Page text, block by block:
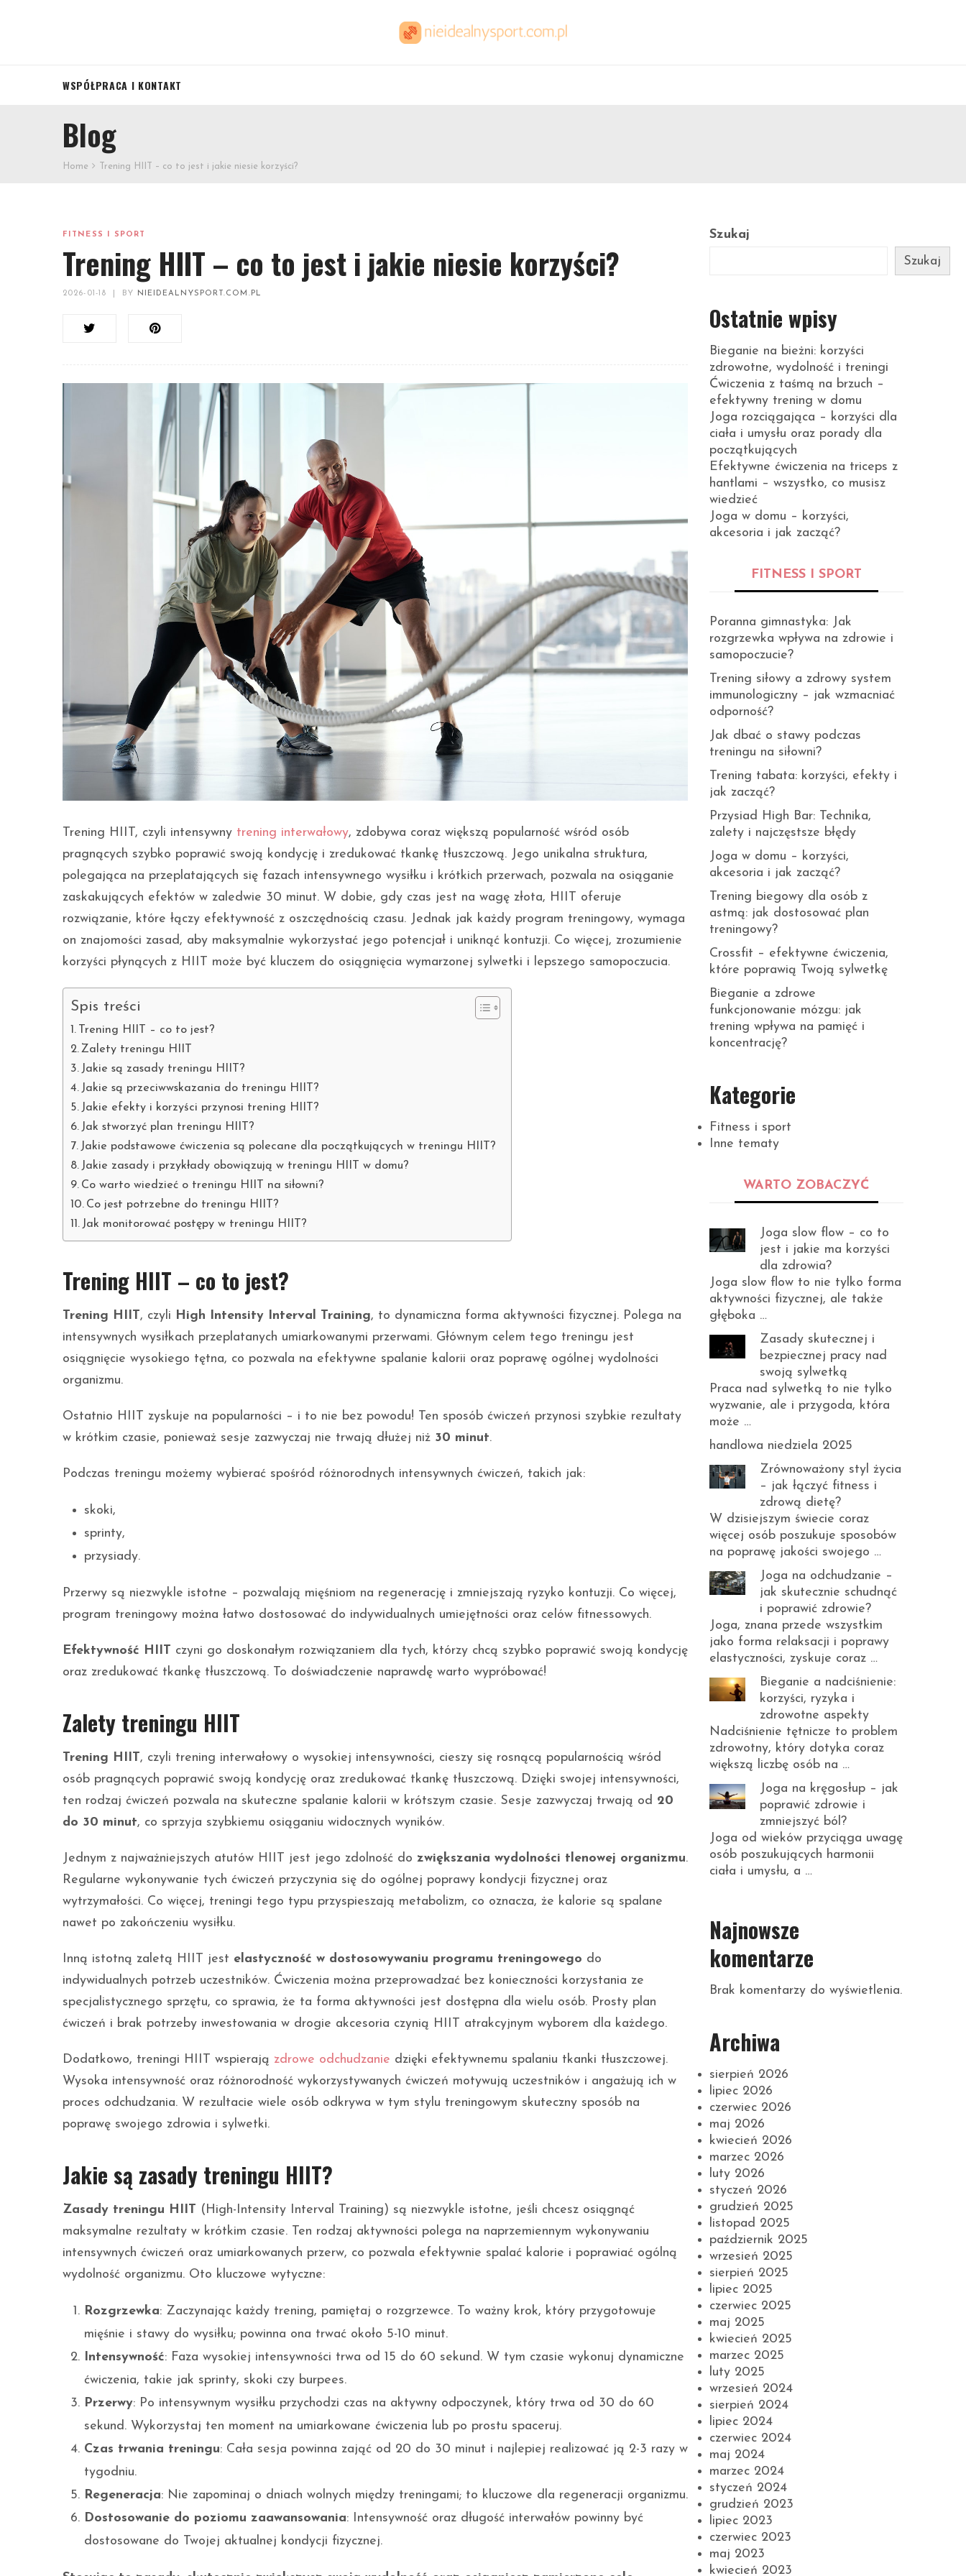
WSPÓŁPRACA I KONTAKT
Blog
Home Trening HIIT – co to jest i jakie niesie korzyści?
FITNESS I SPORT
Trening HIIT – co to jest i jakie niesie korzyści?
2026-01-18 BY NIEIDEALNYSPORT.COM.PL
Trening HIIT, czyli intensywny trening interwałowy, zdobywa coraz większą popularność wśród osób
pragnących szybko poprawić swoją kondycję i zredukować tkankę tłuszczową. Jego unikalna struktura,
polegająca na przeplatających się fazach intensywnego wysiłku i krótkich przerwach, pozwala na osiąganie
zaskakujących efektów w zaledwie 30 minut. W dobie, gdy czas jest na wagę złota, HIIT oferuje
rozwiązanie, które łączy efektywność z oszczędnością czasu. Jednak jak każdy program treningowy, wymaga
on znajomości zasad, aby maksymalnie wykorzystać jego potencjał i uniknąć kontuzji. Co więcej, zrozumienie
korzyści płynących z HIIT może być kluczem do osiągnięcia wymarzonej sylwetki i lepszego samopoczucia.
Spis treści
Trening HIIT – co to jest?
Zalety treningu HIIT
Jakie są zasady treningu HIIT?
Jakie są przeciwwskazania do treningu HIIT?
Jakie efekty i korzyści przynosi trening HIIT?
Jak stworzyć plan treningu HIIT?
Jakie podstawowe ćwiczenia są polecane dla początkujących w treningu HIIT?
Jakie zasady i przykłady obowiązują w treningu HIIT w domu?
Co warto wiedzieć o treningu HIIT na siłowni?
Co jest potrzebne do treningu HIIT?
Jak monitorować postępy w treningu HIIT?
Trening HIIT – co to jest?
Trening HIIT, czyli High Intensity Interval Training, to dynamiczna forma aktywności fizycznej. Polega na
intensywnych wysiłkach przeplatanych umiarkowanymi przerwami. Głównym celem tego treningu jest
osiągnięcie wysokiego tętna, co pozwala na efektywne spalanie kalorii oraz poprawę ogólnej wydolności
organizmu.
Ostatnio HIIT zyskuje na popularności – i to nie bez powodu! Ten sposób ćwiczeń przynosi szybkie rezultaty
w krótkim czasie, ponieważ sesje zazwyczaj nie trwają dłużej niż 30 minut.
Podczas treningu możemy wybierać spośród różnorodnych intensywnych ćwiczeń, takich jak:
skoki,
sprinty,
przysiady.
Przerwy są niezwykle istotne – pozwalają mięśniom na regenerację i zmniejszają ryzyko kontuzji. Co więcej,
program treningowy można łatwo dostosować do indywidualnych umiejętności oraz celów fitnessowych.
Efektywność HIIT czyni go doskonałym rozwiązaniem dla tych, którzy chcą szybko poprawić swoją kondycję
oraz zredukować tkankę tłuszczową. To doświadczenie naprawdę warto wypróbować!
Zalety treningu HIIT
Trening HIIT, czyli trening interwałowy o wysokiej intensywności, cieszy się rosnącą popularnością wśród
osób pragnących poprawić swoją kondycję oraz zredukować tkankę tłuszczową. Dzięki swojej intensywności,
ten rodzaj ćwiczeń pozwala na skuteczne spalanie kalorii w krótszym czasie. Sesje zazwyczaj trwają od 20
do 30 minut, co sprzyja szybkiemu osiąganiu widocznych wyników.
Jednym z najważniejszych atutów HIIT jest jego zdolność do zwiększania wydolności tlenowej organizmu.
Regularne wykonywanie tych ćwiczeń przyczynia się do ogólnej poprawy kondycji fizycznej oraz
wytrzymałości. Co więcej, treningi tego typu przyspieszają metabolizm, co oznacza, że kalorie są spalane
nawet po zakończeniu wysiłku.
Inną istotną zaletą HIIT jest elastyczność w dostosowywaniu programu treningowego do
indywidualnych potrzeb uczestników. Ćwiczenia można przeprowadzać bez konieczności korzystania ze
specjalistycznego sprzętu, co sprawia, że ta forma aktywności jest dostępna dla wielu osób. Prosty plan
ćwiczeń i brak potrzeby inwestowania w drogie akcesoria czynią HIIT atrakcyjnym wyborem dla każdego.
Dodatkowo, treningi HIIT wspierają zdrowe odchudzanie dzięki efektywnemu spalaniu tkanki tłuszczowej.
Wysoka intensywność oraz różnorodność wykorzystywanych ćwiczeń motywują uczestników i angażują ich w
proces odchudzania. W rezultacie wiele osób odkrywa w tym stylu treningowym skuteczny sposób na
poprawę swojego zdrowia i sylwetki.
Jakie są zasady treningu HIIT?
Zasady treningu HIIT (High-Intensity Interval Training) są niezwykle istotne, jeśli chcesz osiągnąć
maksymalne rezultaty w krótkim czasie. Ten rodzaj aktywności polega na naprzemiennym wykonywaniu
intensywnych ćwiczeń oraz umiarkowanych przerw, co pozwala efektywnie spalać kalorie i poprawiać ogólną
wydolność organizmu. Oto kluczowe wytyczne:
Rozgrzewka: Zaczynając każdy trening, pamiętaj o rozgrzewce. To ważny krok, który przygotowuje
mięśnie i stawy do wysiłku; powinna ona trwać około 5-10 minut.
Intensywność: Faza wysokiej intensywności trwa od 15 do 60 sekund. W tym czasie wykonuj dynamiczne
ćwiczenia, takie jak sprinty, skoki czy burpees.
Przerwy: Po intensywnym wysiłku przychodzi czas na aktywny odpoczynek, który trwa od 30 do 60
sekund. Wykorzystaj ten moment na umiarkowane ćwiczenia lub po prostu spaceruj.
Czas trwania treningu: Cała sesja powinna zająć od 20 do 30 minut i najlepiej realizować ją 2-3 razy w
tygodniu.
Regeneracja: Nie zapominaj o dniach wolnych między treningami; to kluczowe dla regeneracji organizmu.
Dostosowanie do poziomu zaawansowania: Intensywność oraz długość interwałów powinny być
dostosowane do Twojej aktualnej kondycji fizycznej.
Szukaj
Szukaj
Ostatnie wpisy
Bieganie na bieżni: korzyści
zdrowotne, wydolność i treningi
Ćwiczenia z taśmą na brzuch –
efektywny trening w domu
Joga rozciągająca – korzyści dla
ciała i umysłu oraz porady dla
początkujących
Efektywne ćwiczenia na triceps z
hantlami – wszystko, co musisz
wiedzieć
Joga w domu – korzyści,
akcesoria i jak zacząć?
FITNESS I SPORT
Poranna gimnastyka: Jak
rozgrzewka wpływa na zdrowie i
samopoczucie?
Trening siłowy a zdrowy system
immunologiczny – jak wzmacniać
odporność?
Jak dbać o stawy podczas
treningu na siłowni?
Trening tabata: korzyści, efekty i
jak zacząć?
Przysiad High Bar: Technika,
zalety i najczęstsze błędy
Joga w domu – korzyści,
akcesoria i jak zacząć?
Trening biegowy dla osób z
astmą: jak dostosować plan
treningowy?
Crossfit – efektywne ćwiczenia,
które poprawią Twoją sylwetkę
Bieganie a zdrowe
funkcjonowanie mózgu: jak
trening wpływa na pamięć i
koncentrację?
Kategorie
Fitness i sport
Inne tematy
WARTO ZOBACZYĆ
Joga slow flow – co to
jest i jakie ma korzyści
dla zdrowia?
Joga slow flow to nie tylko forma
aktywności fizycznej, ale także
głęboka …
Zasady skutecznej i
bezpiecznej pracy nad
swoją sylwetką
Praca nad sylwetką to nie tylko
wyzwanie, ale i przygoda, która
może …
handlowa niedziela 2025
Zrównoważony styl życia
– jak łączyć fitness i
zdrową dietę?
W dzisiejszym świecie coraz
więcej osób poszukuje sposobów
na poprawę jakości swojego …
Joga na odchudzanie –
jak skutecznie schudnąć
i poprawić zdrowie?
Joga, znana przede wszystkim
jako forma relaksacji i poprawy
elastyczności, zyskuje coraz …
Bieganie a nadciśnienie:
korzyści, ryzyka i
zdrowotne aspekty
Nadciśnienie tętnicze to problem
zdrowotny, który dotyka coraz
większą liczbę osób na …
Joga na kręgosłup – jak
poprawić zdrowie i
zmniejszyć ból?
Joga od wieków przyciąga uwagę
osób poszukujących harmonii
ciała i umysłu, a …
Najnowsze
komentarze
Brak komentarzy do wyświetlenia.
Archiwa
sierpień 2026
lipiec 2026
czerwiec 2026
maj 2026
kwiecień 2026
marzec 2026
luty 2026
styczeń 2026
grudzień 2025
listopad 2025
październik 2025
wrzesień 2025
sierpień 2025
lipiec 2025
czerwiec 2025
maj 2025
kwiecień 2025
marzec 2025
luty 2025
wrzesień 2024
sierpień 2024
lipiec 2024
czerwiec 2024
maj 2024
marzec 2024
styczeń 2024
grudzień 2023
lipiec 2023
czerwiec 2023
maj 2023
kwiecień 2023